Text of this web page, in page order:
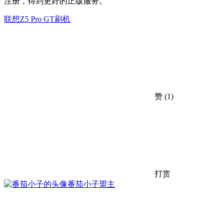
联想Z5 Pro GT刷机
赞 (1)
打赏
番茄小子盟主